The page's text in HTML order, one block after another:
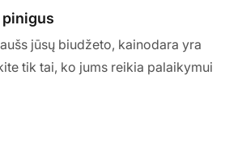
pinigus
jūsų biudžeto, kainodara yra
tik tai, ko jums reikia palaikymui